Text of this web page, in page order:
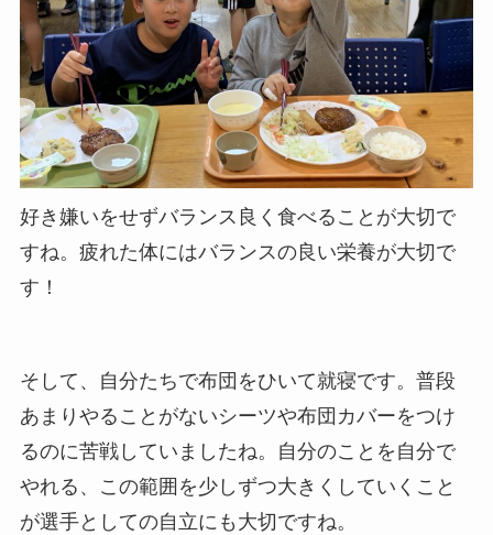
好き嫌いをせずバランス良く食べることが大切で
すね。疲れた体にはバランスの良い栄養が大切で
す！
そして、自分たちで布団をひいて就寝です。普段
あまりやることがないシーツや布団カバーをつけ
るのに苦戦していましたね。自分のことを自分で
やれる、この範囲を少しずつ大きくしていくこと
が選手としての自立にも大切ですね。